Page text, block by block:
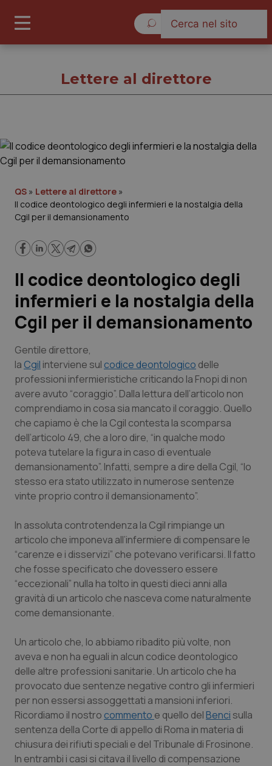
Governo e Parlamento
Regioni e Asl
Lavoro e Professioni
Scienza e Farmaci
Studi e Analisi
Lettere al direttore
Edizioni Regionali
QS Pro
Professionisti Sanitari.AI
Abruzzo
Basilicata
Calabria
Campania
Emilia-Romagna
Friuli Venezia Giulia
Lazio
Liguria
Lombardia
QS Pro Gold
Artrite & artrosi
Asma & BPCO
Car-T
Colesterolo & coronaropatie
Dermatite Atopica
Diabete & glucometri
Disturbi dell’umore
Dolore
Lettere al direttore
QS » Lettere al direttore »
Il codice deontologico degli infermieri e la nostalgia della
Cgil per il demansionamento
Il codice deontologico degli
infermieri e la nostalgia della
Cgil per il demansionamento
Gentile direttore,
la Cgil interviene sul codice deontologico delle
professioni infermieristiche criticando la Fnopi di non
avere avuto “coraggio”. Dalla lettura dell’articolo non
comprendiamo in cosa sia mancato il coraggio. Quello
che capiamo è che la Cgil contesta la scomparsa
dell’articolo 49, che a loro dire, “in qualche modo
poteva tutelare la figura in caso di eventuale
demansionamento”. Infatti, sempre a dire della Cgil, “lo
stesso era stato utilizzato in numerose sentenze
vinte proprio contro il demansionamento”.
In assoluta controtendenza la Cgil rimpiange un
articolo che imponeva all’infermiere di compensare le
“carenze e i disservizi” che potevano verificarsi. Il fatto
che fosse specificato che dovessero essere
“eccezionali” nulla ha tolto in questi dieci anni alla
gravità di un articolo che nasceva come naturalmente
come demansionante.
Un articolo che, lo abbiamo ribadito più volte, non
aveva e non ha eguali in alcun codice deontologico
delle altre professioni sanitarie. Un articolo che ha
provocato due sentenze negative contro gli infermieri
per non essersi assoggettati a mansioni inferiori.
Ricordiamo il nostro commento e quello delBenci sulla
sentenza della Corte di appello di Roma in materia di
chiusura dei rifiuti speciali e del Tribunale di Frosinone.
In entrambi i casi si citava il livello di compensazione